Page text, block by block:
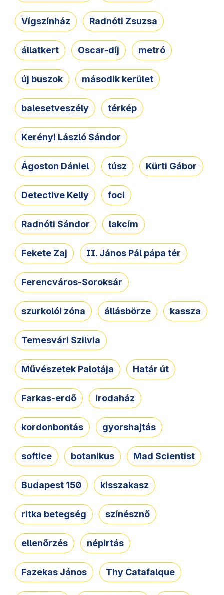
Vígszínház Radnóti Zsuzsa
állatkert Oscar-díj metró
új buszok második kerület
balesetveszély térkép
Kerényi László Sándor
Ágoston Dániel túsz Kürti Gábor
Detective Kelly foci
Radnóti Sándor lakcím
Fekete Zaj II. János Pál pápa tér
Ferencváros-Soroksár
szurkolói zóna állásbörze kassza
Temesvári Szilvia
Művészetek Palotája Határ út
Farkas-erdő irodaház
kordonbontás gyorshajtás
softice botanikus Mad Scientist
Budapest 150 kisszakasz
ritka betegség színésznő
ellenőrzés népirtás
Fazekas János Thy Catafalque